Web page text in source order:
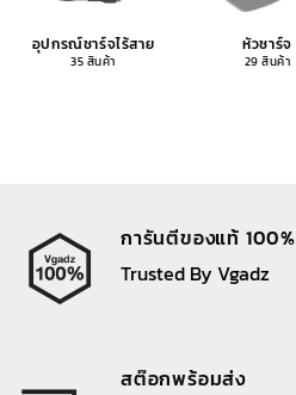
อุปกรณ์ชาร์จไร้สาย
35 สินค้า
หัวชาร์จ
29 สินค้า
การันตีของแท้ 100%
Trusted By Vgadz
สต๊อกพร้อมส่ง